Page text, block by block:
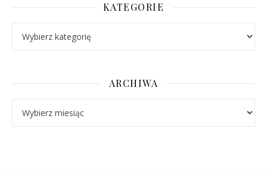
KATEGORIE
ARCHIWA